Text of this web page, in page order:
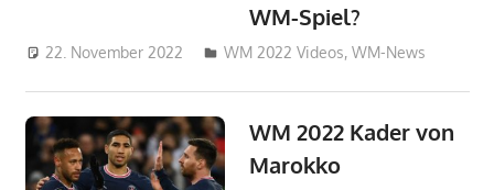
WM-Spiel?
22. November 2022 admin_wm2022
WM 2022 Videos,WM-News
WM 2022 Kader von
Marokko